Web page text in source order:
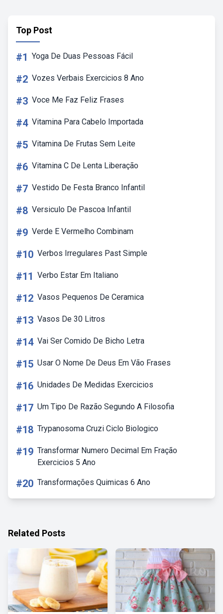
Top Post
#1 Yoga De Duas Pessoas Fácil
#2 Vozes Verbais Exercicios 8 Ano
#3 Voce Me Faz Feliz Frases
#4 Vitamina Para Cabelo Importada
#5 Vitamina De Frutas Sem Leite
#6 Vitamina C De Lenta Liberação
#7 Vestido De Festa Branco Infantil
#8 Versiculo De Pascoa Infantil
#9 Verde E Vermelho Combinam
#10 Verbos Irregulares Past Simple
#11 Verbo Estar Em Italiano
#12 Vasos Pequenos De Ceramica
#13 Vasos De 30 Litros
#14 Vai Ser Comido De Bicho Letra
#15 Usar O Nome De Deus Em Vão Frases
#16 Unidades De Medidas Exercicios
#17 Um Tipo De Razão Segundo A Filosofia
#18 Trypanosoma Cruzi Ciclo Biologico
#19 Transformar Numero Decimal Em Fração
Exercicios 5 Ano
#20 Transformações Quimicas 6 Ano
Related Posts